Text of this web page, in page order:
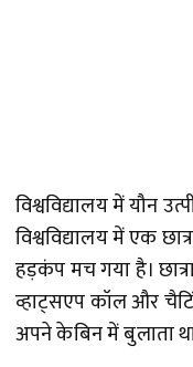
विश्वविद्यालय में यौन
विश्वविद्यालय में एक
हड़कंप मच गया है।
व्हाट्सएप कॉल और
अपने केबिन में बुलाता